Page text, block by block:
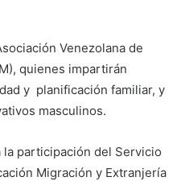
Venezolana de
quienes impartirán
y planificación familiar, y
masculinos.
la participación del Servicio
Migración y Extranjería